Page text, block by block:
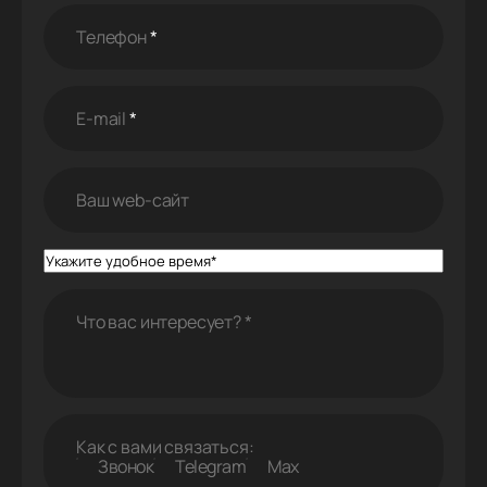
Телефон*
E-mail*
Ваш web-cайт
Что вас интересует?*
Как с вами связаться:
Звонок
Telegram Max